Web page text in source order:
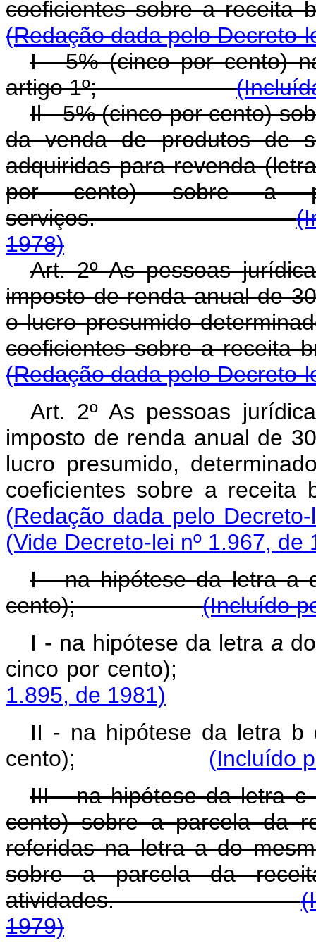
coeficientes sobre a
(Redação dada pelo Decreto-
I - 5% (cinco por cento)
artigo 1º;
Il - 5% (cinco por cento)
da venda de produtos de
adquiridas para revenda
por cento) sobre a
serviços.
1978)
Art. 2º As pessoas
imposto de renda anual de
o lucro presumido
coeficientes sobre a
(Redação dada pelo Decreto-
Art. 2º As pessoas
imposto de renda anual de
lucro presumido,
coeficientes sobre a
(Redação dada pelo
(Vide Decreto-lei nº 1.967, de
I - na hipótese da letra a
cento);(Incluído
I - na hipótese da letra a
cinco por
1.895, de 1981)
II - na hipótese da letra b
cento); (Incluído
III - na hipótese da letra c
cento) sobre a parcela da
referidas na letra a do
sobre a parcela da
atividades.
1979)